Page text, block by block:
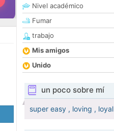
Nivel académico
Fumar
trabajo
Mis amigos
Unido
un poco sobre mí
super easy , loving , loyal